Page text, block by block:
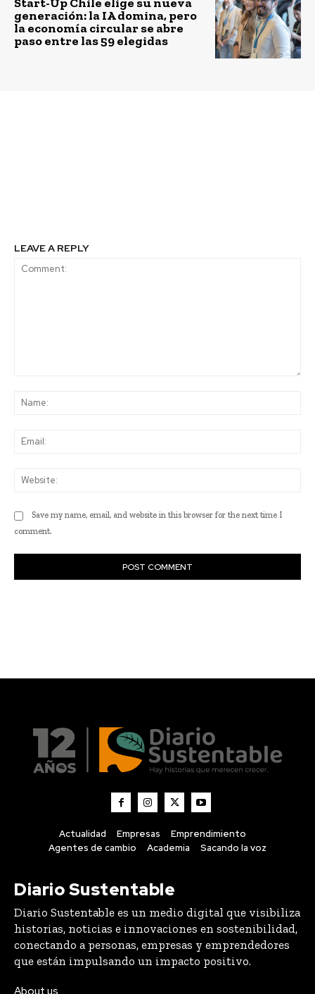
Actualidad Empresas
Emprendimiento
Agentes de cambio
Academia
Diario Sustentable
Diario Sustentable es un medio digital que visibiliza
que están impulsando un impacto positivo.
About us
Contact us
Lo último